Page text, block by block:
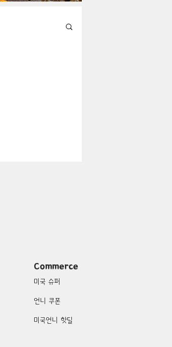
Commerce
미국 슈퍼
언니 쿠폰
미국언니 핫딜